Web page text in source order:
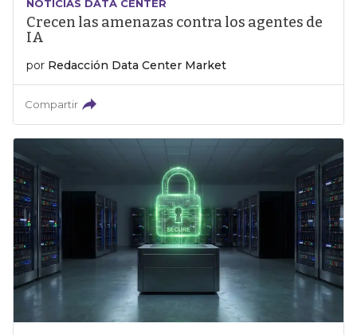
NOTICIAS DATA CENTER
Crecen las amenazas contra los agentes de
IA
por Redacción Data Center Market
Compartir